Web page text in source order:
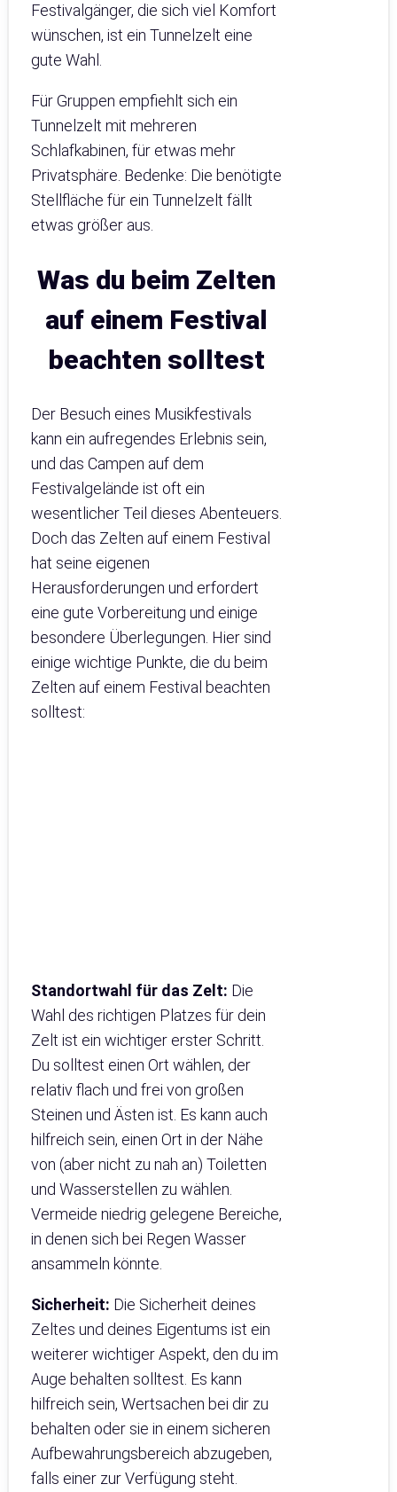
Festivalgänger, die sich viel Komfort
wünschen, ist ein Tunnelzelt eine
gute Wahl.
Für Gruppen empfiehlt sich ein
Tunnelzelt mit mehreren
Schlafkabinen, für etwas mehr
Privatsphäre. Bedenke: Die benötigte
Stellfläche für ein Tunnelzelt fällt
etwas größer aus.
Was du beim Zelten
auf einem Festival
beachten solltest
Der Besuch eines Musikfestivals
kann ein aufregendes Erlebnis sein,
und das Campen auf dem
Festivalgelände ist oft ein
wesentlicher Teil dieses Abenteuers.
Doch das Zelten auf einem Festival
hat seine eigenen
Herausforderungen und erfordert
eine gute Vorbereitung und einige
besondere Überlegungen. Hier sind
einige wichtige Punkte, die du beim
Zelten auf einem Festival beachten
solltest:
Standortwahl für das Zelt: Die
Wahl des richtigen Platzes für dein
Zelt ist ein wichtiger erster Schritt.
Du solltest einen Ort wählen, der
relativ flach und frei von großen
Steinen und Ästen ist. Es kann auch
hilfreich sein, einen Ort in der Nähe
von (aber nicht zu nah an) Toiletten
und Wasserstellen zu wählen.
Vermeide niedrig gelegene Bereiche,
in denen sich bei Regen Wasser
ansammeln könnte.
Sicherheit: Die Sicherheit deines
Zeltes und deines Eigentums ist ein
weiterer wichtiger Aspekt, den du im
Auge behalten solltest. Es kann
hilfreich sein, Wertsachen bei dir zu
behalten oder sie in einem sicheren
Aufbewahrungsbereich abzugeben,
falls einer zur Verfügung steht.